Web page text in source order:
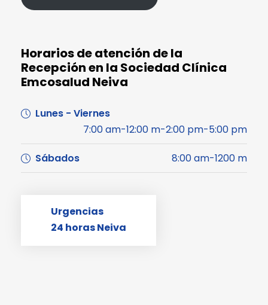
Horarios de atención de la
Recepción en la Sociedad Clínica
Emcosalud Neiva
Lunes - Viernes
7:00 am-12:00 m-2:00 pm-5:00 pm
Sábados 8:00 am-1200 m
Urgencias
24 horas Neiva